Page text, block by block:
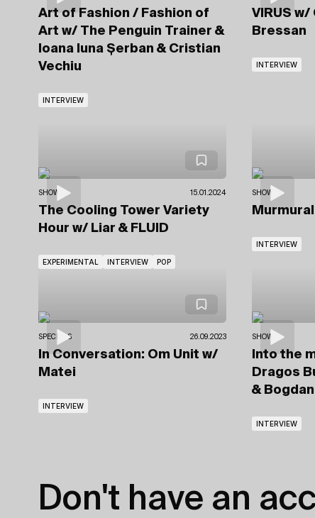
Art of Fashion / Fashion of
Art w/ The Penguin Trainer &
Ioana Iuna Șerban & Cristian
Vechiu
INTERVIEW
VIRUS w/
Bressan
INTERVIEW
SHOWS 15.01.2024
The Cooling Tower Variety
Hour w/ Liar & FLUID
EXPERIMENTAL INTERVIEW POP
SHOWS
Murmural
INTERVIEW
SPECIALS 26.09.2023
In Conversation: Om Unit w/
Matei
INTERVIEW
SHOWS
Into the
Dragos
&
INTERVIEW
Don't have an